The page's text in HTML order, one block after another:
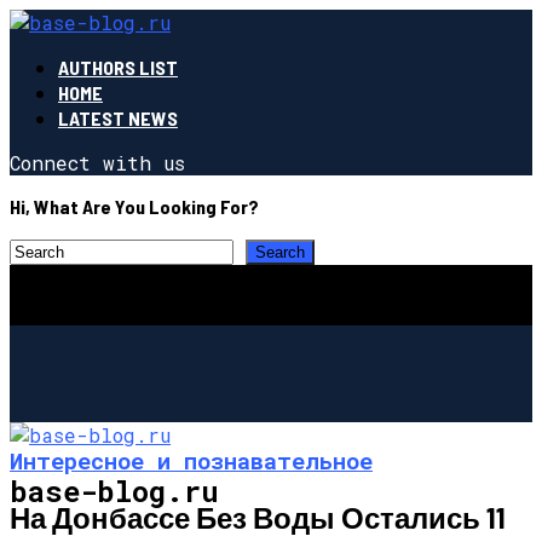
AUTHORS LIST
HOME
LATEST NEWS
Connect with us
Hi, What Are You Looking For?
base-blog.ru
Интересное и познавательное
На Донбассе Без Воды Остались 11